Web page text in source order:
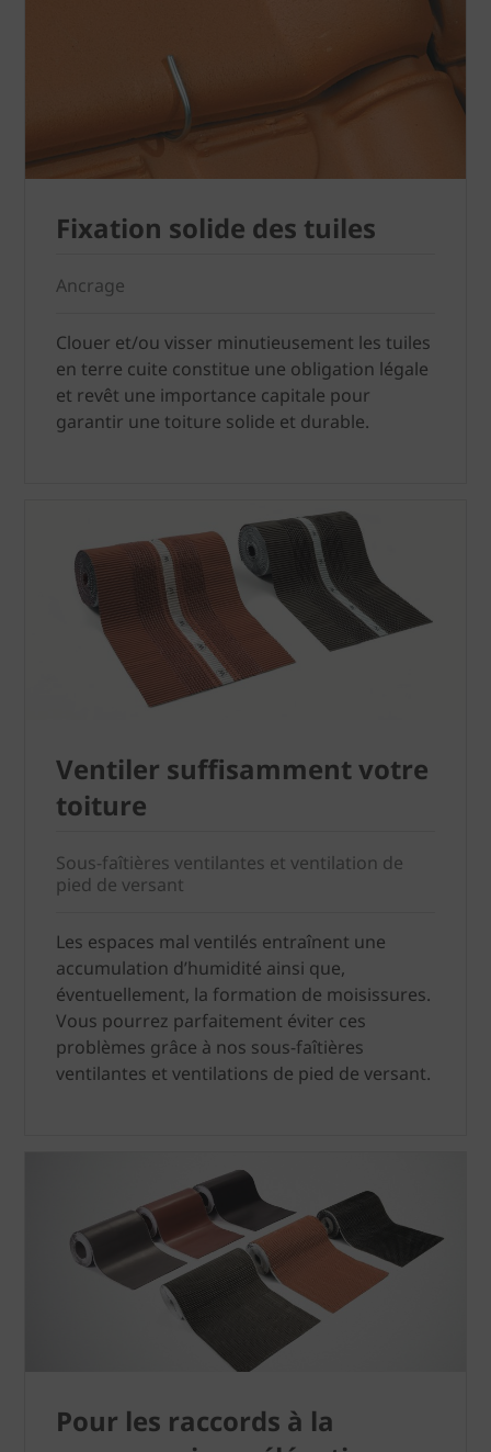
Fixation solide des tuiles
Ancrage
Clouer et/ou visser minutieusement les tuiles
en terre cuite constitue une obligation légale
et revêt une importance capitale pour
garantir une toiture solide et durable.
Ventiler suffisamment votre
toiture
Sous-faîtières ventilantes et ventilation de
pied de versant
Les espaces mal ventilés entraînent une
accumulation d’humidité ainsi que,
éventuellement, la formation de moisissures.
Vous pourrez parfaitement éviter ces
problèmes grâce à nos sous-faîtières
ventilantes et ventilations de pied de versant.
Pour les raccords à la